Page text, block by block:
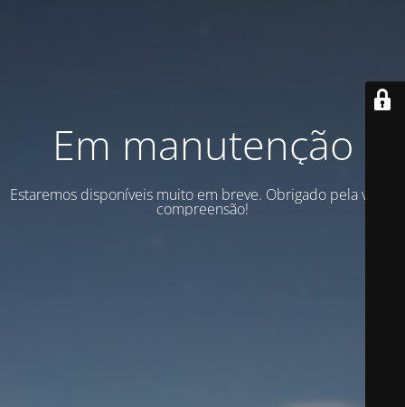
Em manutenção
Estaremos disponíveis muito em breve. Obrigado pela vossa
compreensão!